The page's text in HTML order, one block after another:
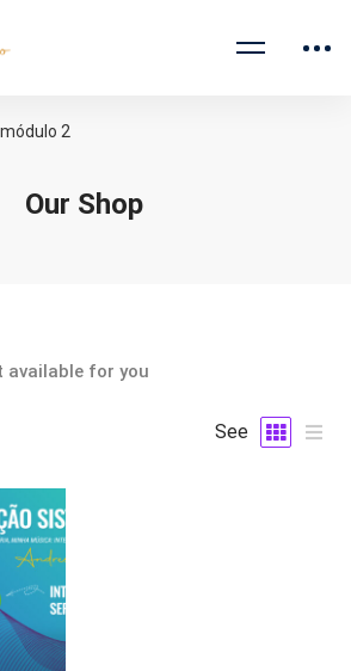
módulo 2
Our Shop
available for you
See